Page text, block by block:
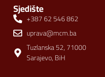
Sjedište
+387 62 546 862
uprava@mcm.ba
Tuzlanska 52, 71000
Sarajevo, BiH